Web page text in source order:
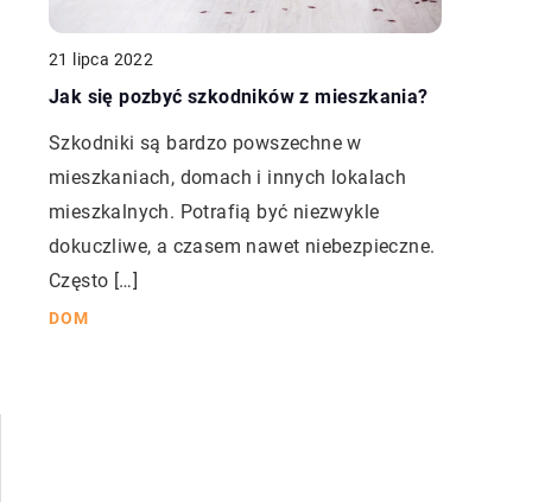
21 lipca 2022
Jak się pozbyć szkodników z mieszkania?
Szkodniki są bardzo powszechne w
mieszkaniach, domach i innych lokalach
mieszkalnych. Potrafią być niezwykle
dokuczliwe, a czasem nawet niebezpieczne.
Często […]
DOM